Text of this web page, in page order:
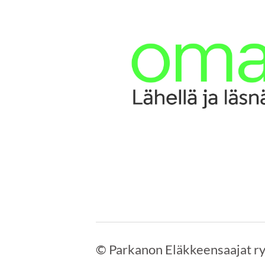
© Parkanon Eläkkeensaajat ry